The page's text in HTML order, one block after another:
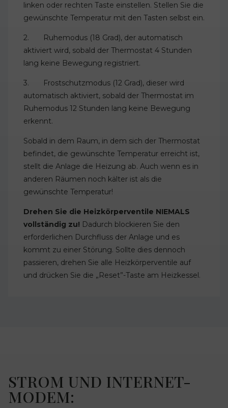
linken oder rechten Taste einstellen. Stellen Sie die
gewünschte Temperatur mit den Tasten selbst ein.
2. Ruhemodus (18 Grad), der automatisch
aktiviert wird, sobald der Thermostat 4 Stunden
lang keine Bewegung registriert.
3. Frostschutzmodus (12 Grad), dieser wird
automatisch aktiviert, sobald der Thermostat im
Ruhemodus 12 Stunden lang keine Bewegung
erkennt.
Sobald in dem Raum, in dem sich der Thermostat
befindet, die gewünschte Temperatur erreicht ist,
stellt die Anlage die Heizung ab. Auch wenn es in
anderen Räumen noch kälter ist als die
gewünschte Temperatur!
Drehen Sie die Heizkörperventile NIEMALS
vollständig zu! Dadurch blockieren Sie den
erforderlichen Durchfluss der Anlage und es
kommt zu einer Störung. Sollte dies dennoch
passieren, drehen Sie alle Heizkörperventile auf
und drücken Sie die „Reset”-Taste am Heizkessel.
STROM UND INTERNET-
MODEM: